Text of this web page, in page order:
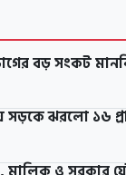
বড় সংকট
সড়কে ঝরলো ১৬